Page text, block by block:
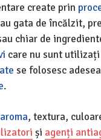
create prin
gata de încălzit,
chiar de
care nu sunt
se folosesc
.
aroma, textura,
și agenți